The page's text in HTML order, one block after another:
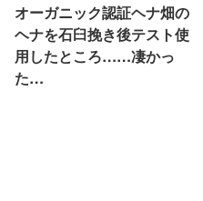
オーガニック認証ヘナ畑の
ヘナを石臼挽き後テスト使
用したところ……凄かっ
た…